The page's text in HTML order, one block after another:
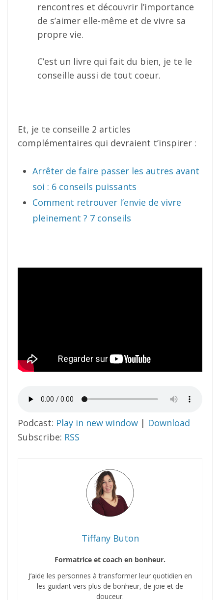
rencontres et découvrir l’importance
de s’aimer elle-même et de vivre sa
propre vie.
C’est un livre qui fait du bien, je te le
conseille aussi de tout coeur.
Et, je te conseille 2 articles
complémentaires qui devraient t’inspirer :
Arrêter de faire passer les autres avant
soi : 6 conseils puissants
Comment retrouver l’envie de vivre
pleinement ? 7 conseils
Podcast: Play in new window | Download
Subscribe: RSS
Tiffany Buton
Formatrice et coach en bonheur.
J’aide les personnes à transformer leur quotidien en
les guidant vers plus de bonheur, de joie et de
douceur.